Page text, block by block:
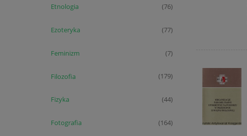
Etnologia (76)
Ezoteryka (77)
Feminizm (7)
Filozofia (179)
Fizyka (44)
Fotografia (164)